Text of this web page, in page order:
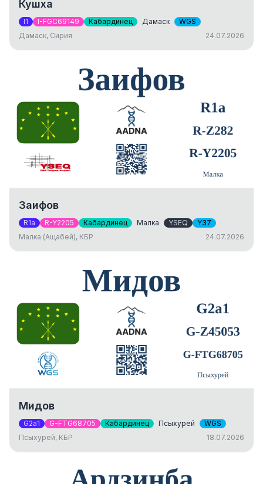
Кушха
I1 I-FGC69149 Кабардинец Дамаск
WGS
Дамаск, Сирия
24.07.2026
Заифов
R1a R-Y2205 Кабардинец Малка YSEQ
Y37
Малка (Ащабей), КБР
24.07.2026
Мидов
G2a1 G-FTG68705 Кабардинец Псыхурей
WGS
Псыхурей, КБР
18.07.2026